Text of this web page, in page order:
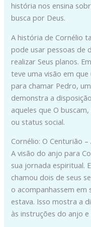
história nos ensina
busca por Deus.
A história de Cornélio
pode usar pessoas de
realizar Seus planos.
teve uma visão em
para chamar Pedro,
demonstra a
aqueles que O
ou status social.
Cornélio: O Centurião
A visão do anjo para
sua jornada espiritual.
chamou dois de seus
o acompanhassem em
estava. Isso mostra a
às instruções do anjo